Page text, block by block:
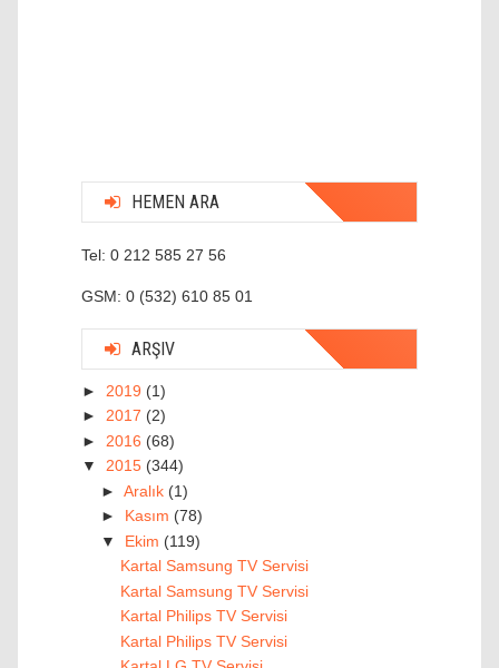
HEMEN ARA
Tel: 0 212 585 27 56
GSM: 0 (532) 610 85 01
ARŞIV
► 2019 (1)
► 2017 (2)
► 2016 (68)
▼ 2015 (344)
► Aralık (1)
► Kasım (78)
▼ Ekim (119)
Kartal Samsung TV Servisi
Kartal Samsung TV Servisi
Kartal Philips TV Servisi
Kartal Philips TV Servisi